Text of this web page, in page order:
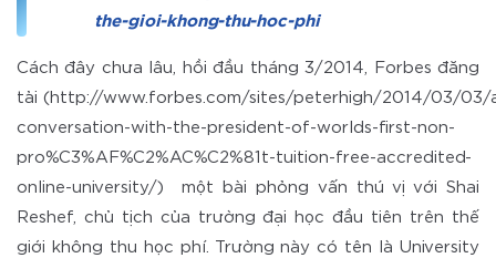
Cách đây chưa lâu, hồi đầu tháng 3/2014, Forbes đăng
tải (http://www.forbes.com/sites/peterhigh/2014/03/03/
conversation-with-the-president-of-worlds-first-non-
pro%C3%AF%C2%AC%C2%81t-tuition-free-accredited-
online-university/) một bài phỏng vấn thú vị với Shai
Reshef, chủ tịch của trường đại học đầu tiên trên thế
giới không thu học phí. Trường này có tên là University